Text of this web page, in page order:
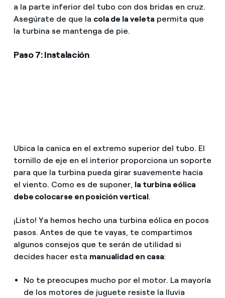
a la parte inferior del tubo con dos bridas en cruz.
Asegúrate de que la cola de la veleta permita que
la turbina se mantenga de pie.
Paso 7: Instalación
Ubica la canica en el extremo superior del tubo. El
tornillo de eje en el interior proporciona un soporte
para que la turbina pueda girar suavemente hacia
el viento. Como es de suponer, la turbina eólica
debe colocarse en posición vertical.
¡Listo! Ya hemos hecho una turbina eólica en pocos
pasos. Antes de que te vayas, te compartimos
algunos consejos que te serán de utilidad si
decides hacer esta manualidad en casa:
No te preocupes mucho por el motor. La mayoría
de los motores de juguete resiste la lluvia